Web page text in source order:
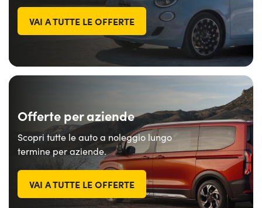
VAI A TUTTE LE OFFERTE
Offerte per aziende
Scopri tutte le auto a noleggio lungo
termine per aziende.
VAI A TUTTE LE OFFERTE